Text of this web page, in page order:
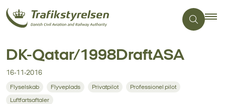
DK-Qatar/1998DraftASA
16-11-2016
Flyselskab Flyveplads Privatpilot Professionel pilot
Luftfartsaftaler